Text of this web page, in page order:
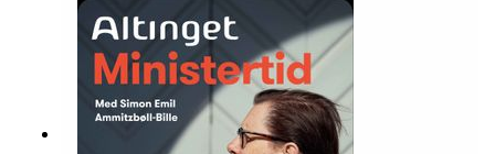
ministerhierarkiet: "Jeg synes bare, at det var
spændende at være med."